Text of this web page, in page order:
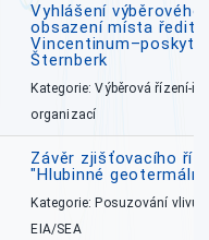
Vyhlášení výběrového
obsazení místa
Šternberk
Kategorie: Výběrová řízení-
organizací
Závěr zjišťovacího
"Hlubinné
Kategorie: Posuzování vlivů
EIA/SEA